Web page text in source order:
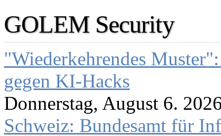
GOLEM Security
"Wiederkehrendes
gegen KI-Hacks
Donnerstag, August 6.
Schweiz: Bundesamt für